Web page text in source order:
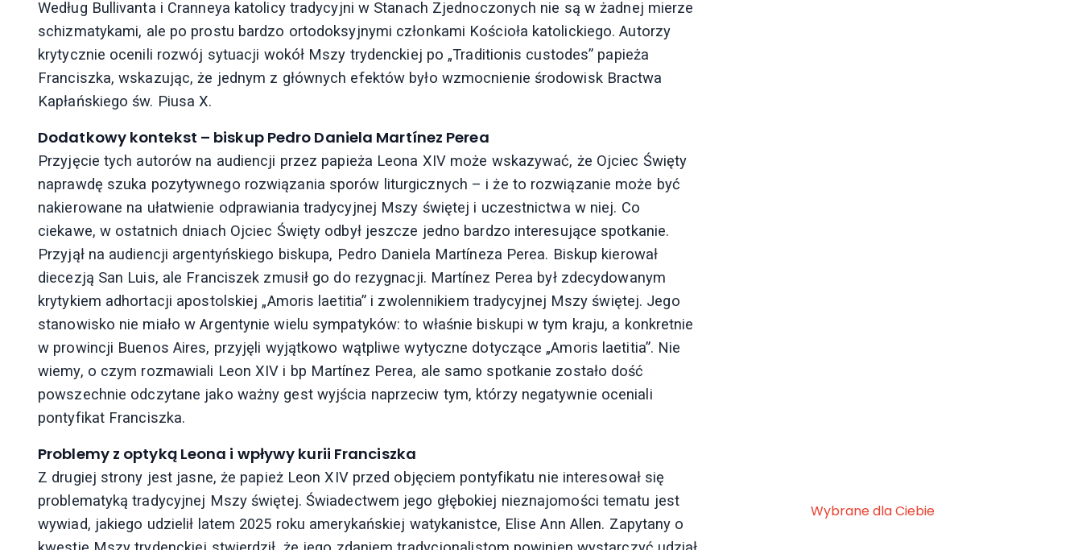
Według Bullivanta i Cranneya katolicy tradycyjni w Stanach Zjednoczonych nie są w żadnej mierze
schizmatykami, ale po prostu bardzo ortodoksyjnymi członkami Kościoła katolickiego. Autorzy
krytycznie ocenili rozwój sytuacji wokół Mszy trydenckiej po „Traditionis custodes” papieża
Franciszka, wskazując, że jednym z głównych efektów było wzmocnienie środowisk Bractwa
Kapłańskiego św. Piusa X.
Dodatkowy kontekst – biskup Pedro Daniela Martínez Perea
Przyjęcie tych autorów na audiencji przez papieża Leona XIV może wskazywać, że Ojciec Święty
naprawdę szuka pozytywnego rozwiązania sporów liturgicznych – i że to rozwiązanie może być
nakierowane na ułatwienie odprawiania tradycyjnej Mszy świętej i uczestnictwa w niej. Co
ciekawe, w ostatnich dniach Ojciec Święty odbył jeszcze jedno bardzo interesujące spotkanie.
Przyjął na audiencji argentyńskiego biskupa, Pedro Daniela Martíneza Perea. Biskup kierował
diecezją San Luis, ale Franciszek zmusił go do rezygnacji. Martínez Perea był zdecydowanym
krytykiem adhortacji apostolskiej „Amoris laetitia” i zwolennikiem tradycyjnej Mszy świętej. Jego
stanowisko nie miało w Argentynie wielu sympatyków: to właśnie biskupi w tym kraju, a konkretnie
w prowincji Buenos Aires, przyjęli wyjątkowo wątpliwe wytyczne dotyczące „Amoris laetitia”. Nie
wiemy, o czym rozmawiali Leon XIV i bp Martínez Perea, ale samo spotkanie zostało dość
powszechnie odczytane jako ważny gest wyjścia naprzeciw tym, którzy negatywnie oceniali
pontyfikat Franciszka.
Problemy z optyką Leona i wpływy kurii Franciszka
Z drugiej strony jest jasne, że papież Leon XIV przed objęciem pontyfikatu nie interesował się
problematyką tradycyjnej Mszy świętej. Świadectwem jego głębokiej nieznajomości tematu jest
wywiad, jakiego udzielił latem 2025 roku amerykańskiej watykanistce, Elise Ann Allen. Zapytany o
Wybrane dla Ciebie